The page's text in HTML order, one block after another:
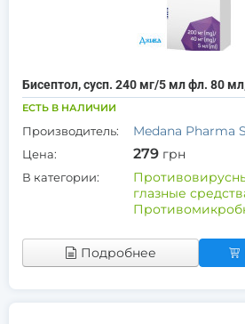
Бисептол, сусп. 240 мг/5 мл фл. 80
ЕСТЬ В НАЛИЧИИ
Производитель: Medana Pharma
Цена: 279 грн
В категории:
глазные
Подробнее